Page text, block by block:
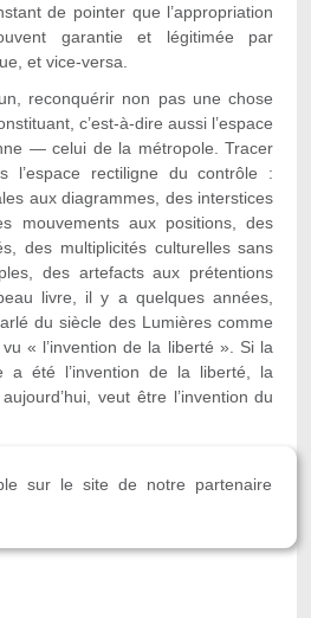
de pointer que l’appropriation
garantie et légitimée par
et vice-versa.
reconquérir non pas une chose
c’est-à-dire aussi l’espace
— celui de la métropole. Tracer
l’espace rectiligne du contrôle :
aux diagrammes, des interstices
mouvements aux positions, des
des multiplicités culturelles sans
des artefacts aux prétentions
livre, il y a quelques années,
du siècle des Lumières comme
« l’invention de la liberté ». Si la
a été l’invention de la liberté, la
veut être l’invention du
sur le site de notre partenaire